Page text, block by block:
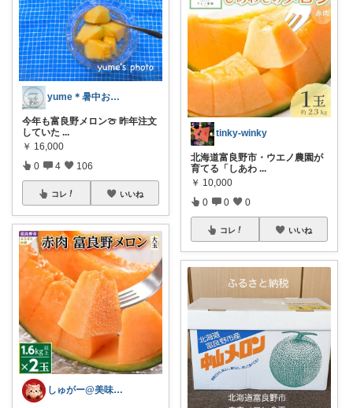
yume＊暑中お見舞い申し上げます☀️
今年も富良野メロン🍈 昨年注文
していた ...
￥ 16,000
0 4 106
コレ いいね
しゅがー@美味しいスイーツや雑貨紹介
tinky-winky
北海道富良野市・ウエノ農園が
育てる「しあわ ...
￥ 10,000
0 0 0
コレ いいね